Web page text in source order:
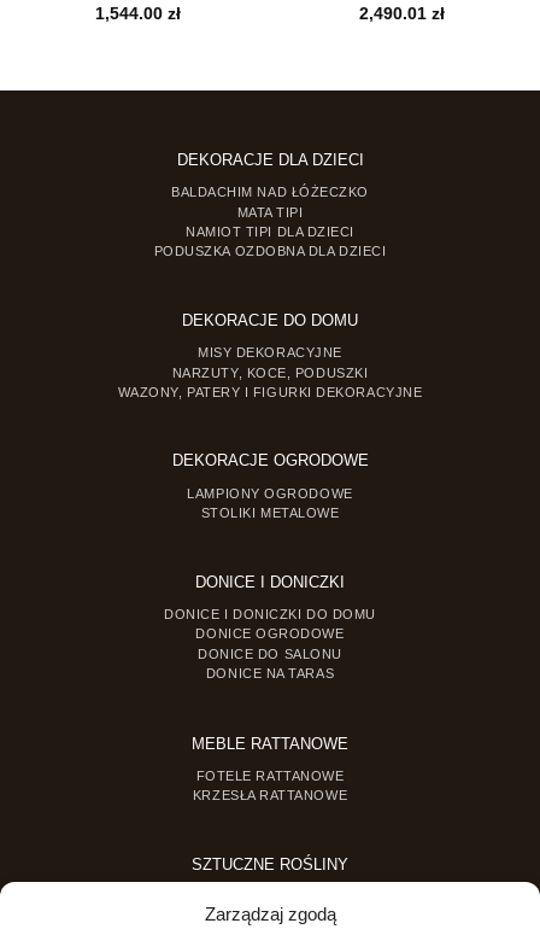
Zarządzaj zgodą
1,544.00 zł
2,490.01 zł
DEKORACJE DLA DZIECI
BALDACHIM NAD ŁÓŻECZKO
MATA TIPI
NAMIOT TIPI DLA DZIECI
PODUSZKA OZDOBNA DLA DZIECI
DEKORACJE DO DOMU
MISY DEKORACYJNE
NARZUTY, KOCE, PODUSZKI
WAZONY, PATERY I FIGURKI DEKORACYJNE
DEKORACJE OGRODOWE
LAMPIONY OGRODOWE
STOLIKI METALOWE
DONICE I DONICZKI
DONICE I DONICZKI DO DOMU
DONICE OGRODOWE
DONICE DO SALONU
DONICE NA TARAS
MEBLE RATTANOWE
FOTELE RATTANOWE
KRZESŁA RATTANOWE
SZTUCZNE ROŚLINY
SZTUCZNE ROŚLINY DONICZKOWE